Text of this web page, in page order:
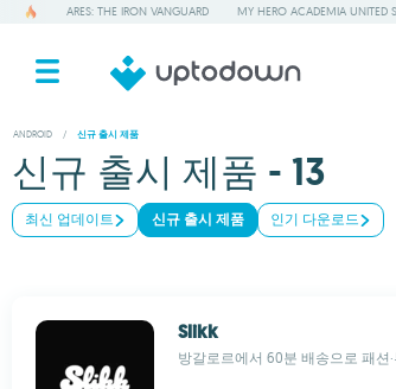
ARES: THE IRON VANGUARD MY HERO ACADEMIA UNITED
ANDROID / 신규 출시 제품
신규 출시 제품 - 13
최신 업데이트 신규 출시 제품 인기 다운로드
Slikk
방갈로르에서 60분 배송으로 패션